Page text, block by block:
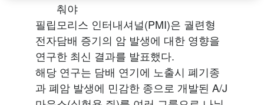
춰야
필립모리스 인터내셔널(PMI)은 궐련형
전자담배 증기의 암 발생에 대한 영향을
연구한 최신 결과를 발표했다.
해당 연구는 담배 연기에 노출시 폐기종
과 폐암 발생에 민감한 종으로 개발된 A/J